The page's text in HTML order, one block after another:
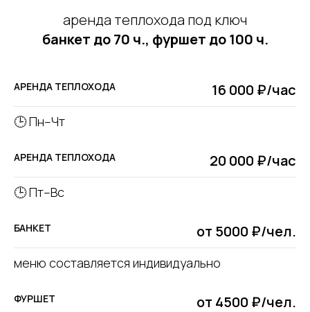
аренда теплохода под ключ
банкет до 70 ч., фуршет до 100 ч.
АРЕНДА ТЕПЛОХОДА 16 000 ₽/час
🕒 Пн–Чт
АРЕНДА ТЕПЛОХОДА 20 000 ₽/час
🕒 Пт–Вс
БАНКЕТ от 5000 ₽/чел.
меню составляется индивидуально
ФУРШЕТ от 4500 ₽/чел.